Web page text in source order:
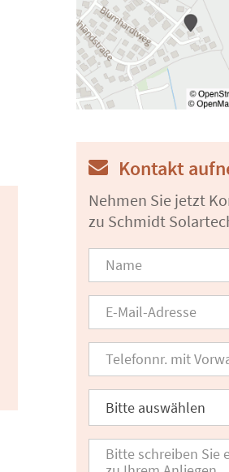
Kontakt
Nehmen Sie jetzt
zu Schmidt